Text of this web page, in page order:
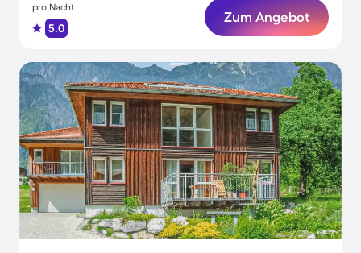
pro Nacht
5.0
Zum Angebot